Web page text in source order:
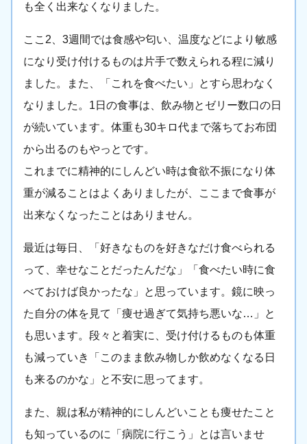
も全く出来なくなりました。
ここ2、3週間では食感や匂い、温度などにより敏感
になり受け付けるものは片手で数えられる程に減り
ました。また、「これを食べたい」とすら思わなく
なりました。1日の食事は、飲み物とゼリー数口の日
が続いています。体重も30キロ代まで落ちてお布団
から出るのもやっとです。
これまでに精神的にしんどい時は食欲不振になり体
重が減ることはよくありましたが、ここまで食事が
出来なくなったことはありません。
最近は毎日、「好きなものを好きなだけ食べられる
って、幸せなことだったんだな」「食べたい時に食
べておけば良かったな」と思っています。鏡に映っ
た自分の体を見て「痩せ過ぎて気持ち悪いな…」と
も思います。段々と着実に、受け付けるものも体重
も減っていき「このまま飲み物しか飲めなくなる日
も来るのかな」と不安に思ってます。
また、親は私が精神的にしんどいことも痩せたこと
も知っているのに「病院に行こう」とは言いませ